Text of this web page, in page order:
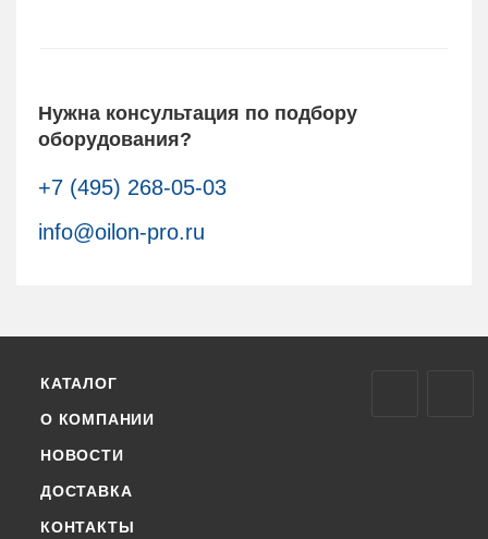
Нужна консультация по подбору
оборудования?
+7 (495) 268-05-03
info@oilon-pro.ru
КАТАЛОГ
О КОМПАНИИ
НОВОСТИ
ДОСТАВКА
КОНТАКТЫ